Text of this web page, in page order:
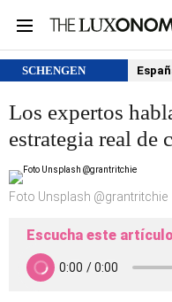
SCHENGEN
Los expertos
estrategia real de
Foto Unsplash @grantritchie
Escucha este artículo